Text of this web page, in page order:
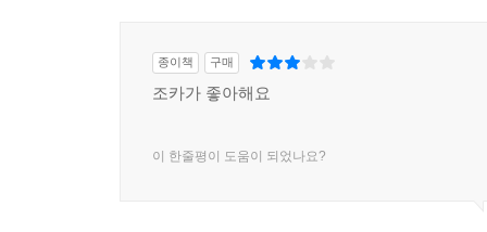
종이책 구매
조카가 좋아해요
이 한줄평이 도움이 되었나요?